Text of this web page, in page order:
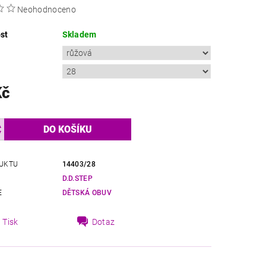
Neohodnoceno
Skladem
14403/28
D.D.STEP
DĚTSKÁ OBUV
Tisk Dotaz